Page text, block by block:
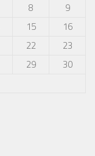
8
9
15
16
22
23
29
30